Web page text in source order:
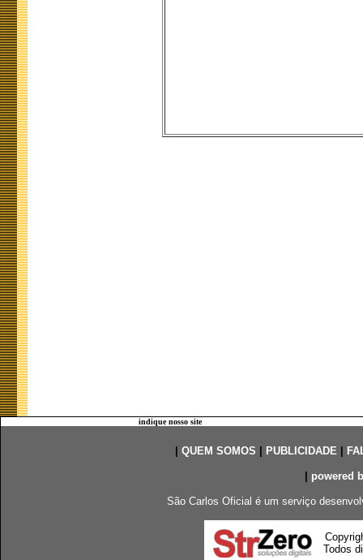
indique nosso site
QUEM SOMOS PUBLICIDADE|
powered
São Carlos Oficial é um serviço
Todos